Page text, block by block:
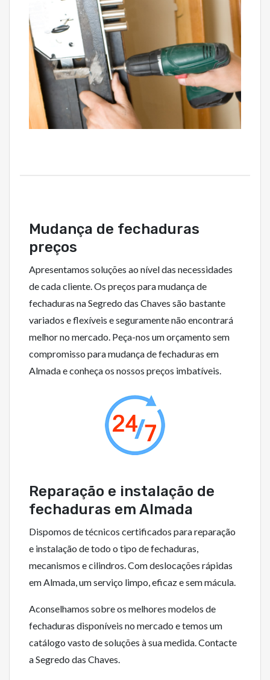
Mudança de fechaduras
preços
Apresentamos soluções ao nível das necessidades
de cada cliente. Os preços para mudança de
fechaduras na Segredo das Chaves são bastante
variados e flexíveis e seguramente não encontrará
melhor no mercado. Peça-nos um orçamento sem
compromisso para mudança de fechaduras em
Almada e conheça os nossos preços imbatíveis.
Reparação e instalação de
fechaduras em Almada
Dispomos de técnicos certificados para reparação
e instalação de todo o tipo de fechaduras,
mecanismos e cilindros. Com deslocações rápidas
em Almada, um serviço limpo, eficaz e sem mácula.
Aconselhamos sobre os melhores modelos de
fechaduras disponíveis no mercado e temos um
catálogo vasto de soluções à sua medida. Contacte
a Segredo das Chaves.